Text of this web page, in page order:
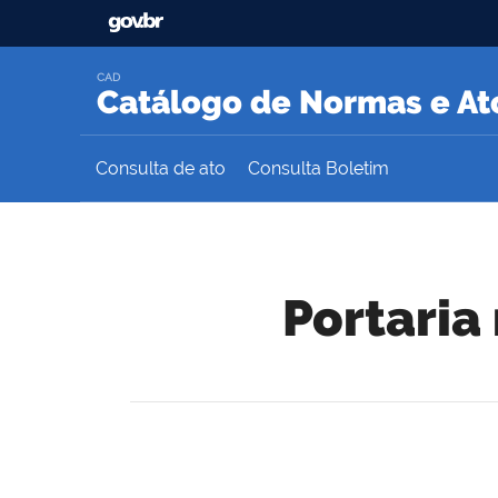
Catálogo de Normas e
CAD
Consulta de ato Consulta Boletim
Portaria